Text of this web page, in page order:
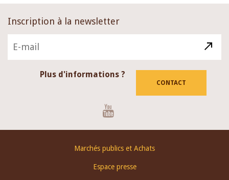
Inscription à la newsletter
Plus d'informations ?
CONTACT
Marchés publics et Achats
Espace presse